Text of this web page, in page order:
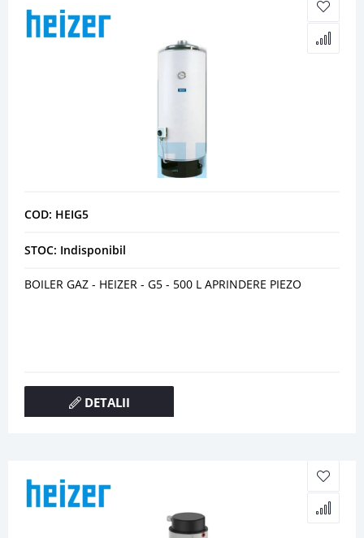
COD: HEIG5
STOC: Indisponibil
BOILER GAZ - HEIZER - G5 - 500 L APRINDERE PIEZO
DETALII